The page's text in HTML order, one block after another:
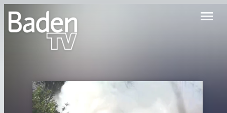
menu